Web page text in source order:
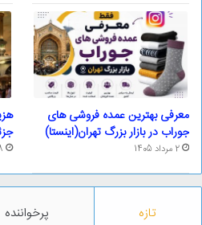
معرفی بهترین عمده فروشی های
جوراب در بازار بزرگ تهران(اینستا)
2 مرداد 1405
تازه پرخواننده